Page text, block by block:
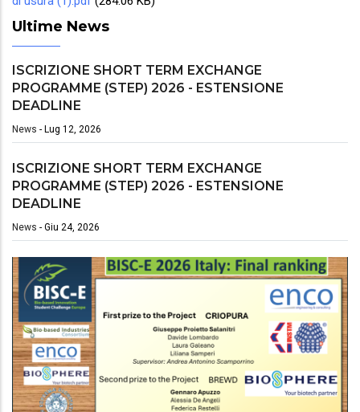
Ultime News
ISCRIZIONE SHORT TERM EXCHANGE
PROGRAMME (STEP) 2026 - ESTENSIONE
DEADLINE
News - Lug 12, 2026
ISCRIZIONE SHORT TERM EXCHANGE
PROGRAMME (STEP) 2026 - ESTENSIONE
DEADLINE
News - Giu 24, 2026